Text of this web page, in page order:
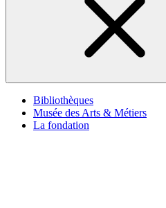
Bibliothèques
Musée des Arts & Métiers
La fondation